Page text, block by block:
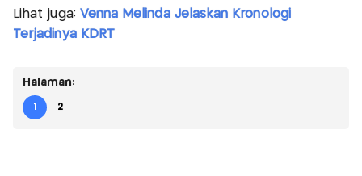
Lihat juga: Venna Melinda Jelaskan Kronologi
Terjadinya KDRT
Halaman:
1 2